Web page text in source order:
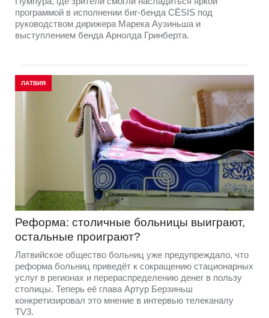
программой в исполнении биг-бенда CĒSIS под
руководством дирижера Марека Аузиньша и
выступлением бенда Арнолда Гринберта.
ЛАТВИЯ
Реформа: столичные больницы выиграют,
остальные проиграют?
Латвийское общество больниц уже предупреждало, что
реформа больниц приведёт к сокращению стационарных
услуг в регионах и перераспределению денег в пользу
столицы. Теперь её глава Артур Берзиньш
конкретизировал это мнение в интервью телеканалу
TV3.